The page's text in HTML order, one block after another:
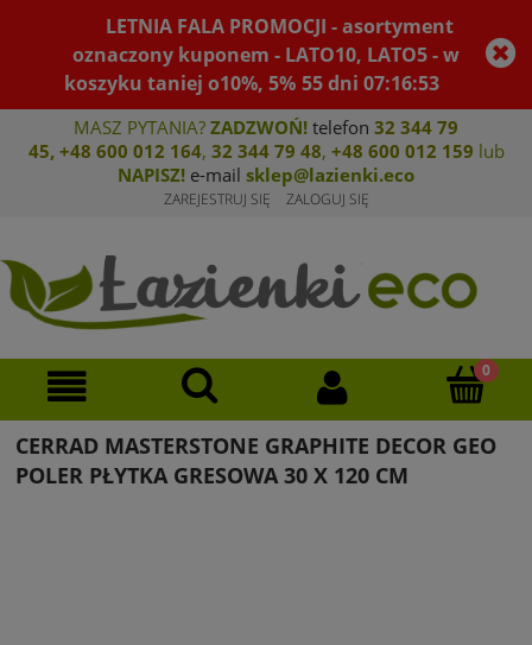
LETNIA FALA PROMOCJI - asortyment
oznaczony kuponem - LATO10, LATO5 - w
koszyku taniej o10%, 5% 55dni07:16:53
MASZ PYTANIA? ZADZWOŃ! telefon 32 344 79
45, +48 600 012 164, 32 344 79 48, +48 600 012 159 lub
NAPISZ! e-mail sklep@lazienki.eco
ZAREJESTRUJ SIĘ ZALOGUJ SIĘ
CERRAD MASTERSTONE GRAPHITE DECOR GEO
POLER PŁYTKA GRESOWA 30 X 120 CM